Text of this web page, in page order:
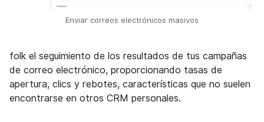
Enviar correos electrónicos masivos
folk el seguimiento de los resultados de tus campañas
de correo electrónico, proporcionando tasas de
apertura, clics y rebotes, características que no suelen
encontrarse en otros CRM personales.